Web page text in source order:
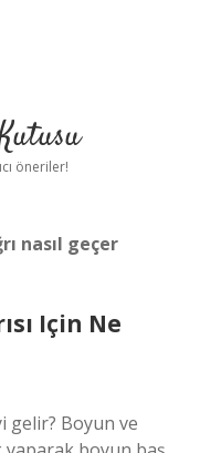
öneriler!
nasıl geçer
Için Ne
gelir? Boyun ve